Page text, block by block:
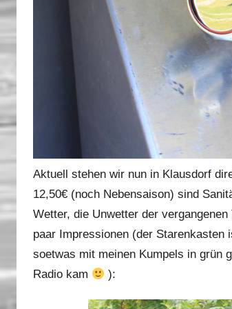
Aktuell stehen wir nun in Klausdorf
12,50€ (noch Nebensaison) sind
Wetter, die Unwetter der
paar Impressionen (der Starenkasten
soetwas mit meinen Kumpels in grün
Radio kam
):